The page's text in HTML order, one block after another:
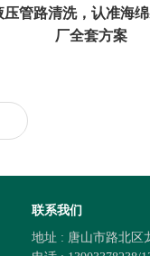
压管路清洗，认准海
厂全套方案
联系我们
地址 : 唐山市路北区